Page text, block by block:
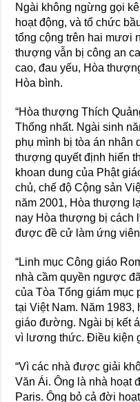
Ngài không ngừng gọi
hoạt động, và tổ chức
tổng cộng trên hai mươi
thượng vẫn bị công an
cao, đau yếu, Hòa
Hòa bình.
“Hòa thượng Thích
Thống nhất. Ngài sinh
phụ mình bị tòa án nhân
thượng quyết định hiến
khoan dung của Phật
chủ, chế độ Cộng sản
năm 2001, Hòa thượng
nay Hòa thượng bị cách
được đề cử làm ứng
“Linh mục Công giáo
nhà cầm quyền ngược
của Tòa Tổng giám mục
tại Việt Nam. Năm 1983,
giáo đường. Ngài bị kết
vì lương thức. Ðiều kiện
“Vì các nhà được giải
Văn Ái. Ông là nhà hoạt
Paris. Ông bỏ cả đời